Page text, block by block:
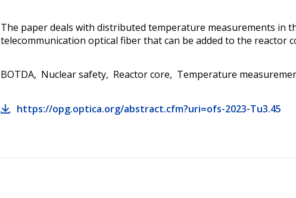
The paper deals with distributed temperature measurements in
telecommunication optical fiber that can be added to the reactor
BOTDA Nuclear safety Reactor core Temperature
https://opg.optica.org/abstract.cfm?uri=ofs-2023-Tu3.45